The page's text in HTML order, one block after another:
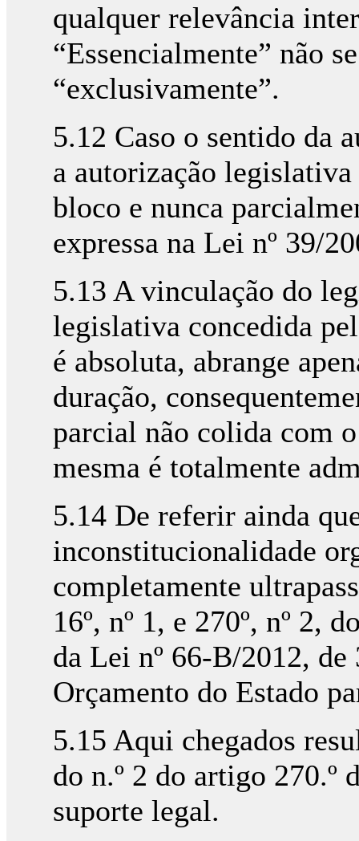
qualquer relevância
“Essencialmente” não
“exclusivamente”.
5.12 Caso o sentido da
a autorização
bloco e nunca
expressa na Lei nº 39/
5.13 A vinculação do
legislativa concedida
é absoluta, abrange
duração,
parcial não colida com
mesma é totalmente
5.14 De referir ainda
inconstitucionalidade
completamente
16º, nº 1, e 270º, nº 2,
da Lei nº 66-B/2012,
Orçamento do Estado
5.15 Aqui chegados
do n.º 2 do artigo 270.º
suporte legal.